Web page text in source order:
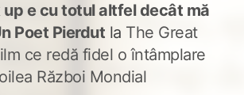
up e cu totul altfel decât mă
Poet Pierdut la The Great
ce redă fidel o întâmplare
Război Mondial